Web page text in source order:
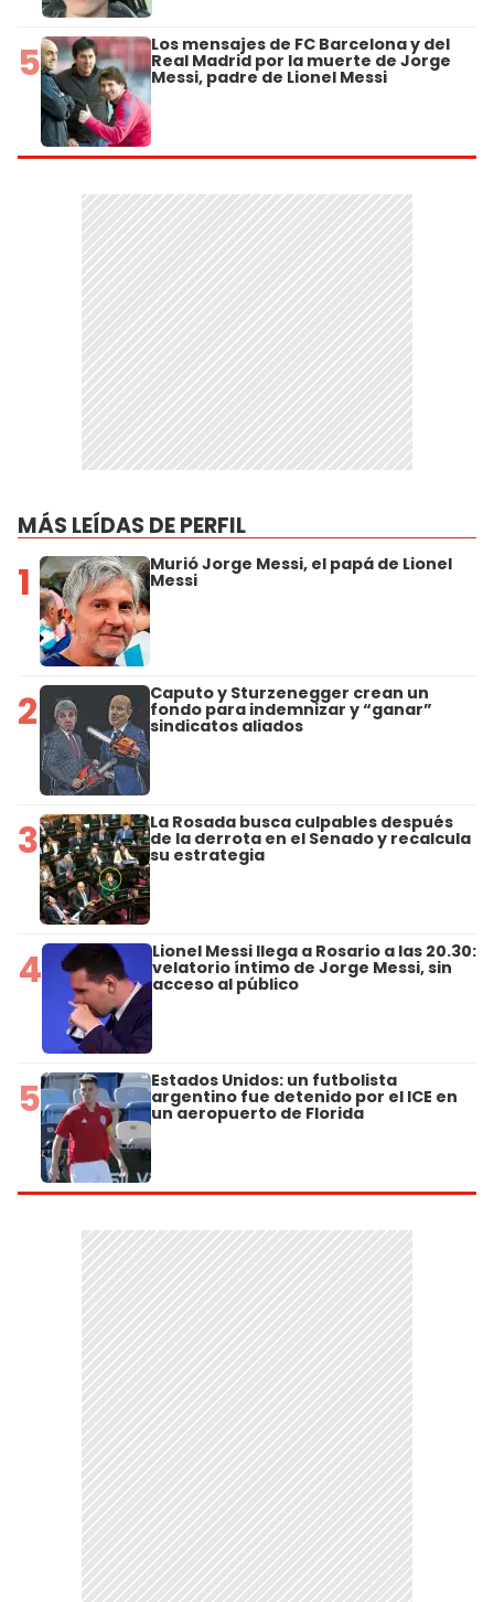
5 Los mensajes de FC Barcelona y del
Real Madrid por la muerte de Jorge
Messi, padre de Lionel Messi
MÁS LEÍDAS DE PERFIL
1 Murió Jorge Messi, el papá de Lionel
Messi
2 Caputo y Sturzenegger crean un
fondo para indemnizar y “ganar”
sindicatos aliados
3 La Rosada busca culpables después
de la derrota en el Senado y recalcula
su estrategia
4 Lionel Messi llega a Rosario a las 20.30:
velatorio íntimo de Jorge Messi, sin
acceso al público
5 Estados Unidos: un futbolista
argentino fue detenido por el ICE en
un aeropuerto de Florida